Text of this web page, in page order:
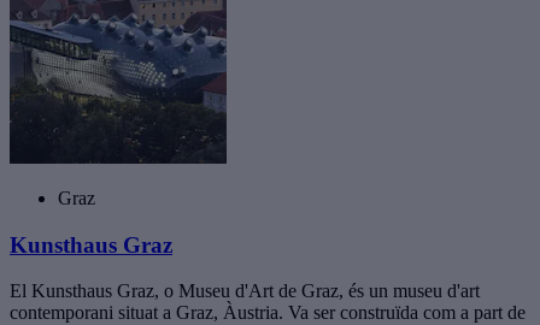
Graz
Kunsthaus Graz
El Kunsthaus Graz, o Museu d'Art de Graz, és un museu d'art
contemporani situat a Graz, Àustria. Va ser construïda com a part de